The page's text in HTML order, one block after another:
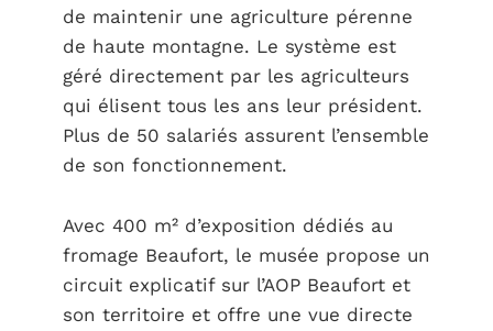
de maintenir une agriculture pérenne
de haute montagne. Le système est
géré directement par les agriculteurs
qui élisent tous les ans leur président.
Plus de 50 salariés assurent l’ensemble
de son fonctionnement.
Avec 400 m² d’exposition dédiés au
fromage Beaufort, le musée propose un
circuit explicatif sur l’AOP Beaufort et
son territoire et offre une vue directe